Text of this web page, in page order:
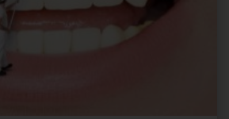
12.4.20